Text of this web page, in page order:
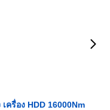
ครื่อง HDD 16000Nm